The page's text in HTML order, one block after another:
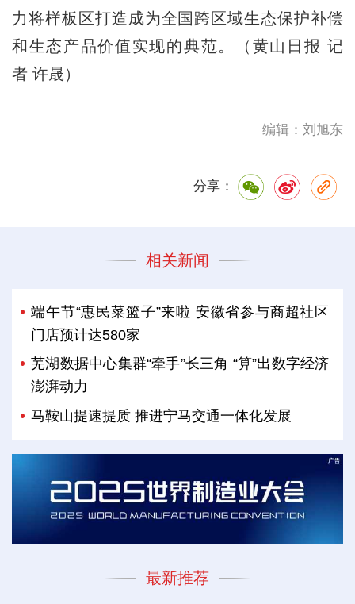
力将样板区打造成为全国跨区域生态保护补偿
和生态产品价值实现的典范。（黄山日报 记
者 许晟）
编辑：刘旭东
分享：
相关新闻
端午节“惠民菜篮子”来啦 安徽省参与商超社区
门店预计达580家
芜湖数据中心集群“牵手”长三角 “算”出数字经济
澎湃动力
马鞍山提速提质 推进宁马交通一体化发展
最新推荐